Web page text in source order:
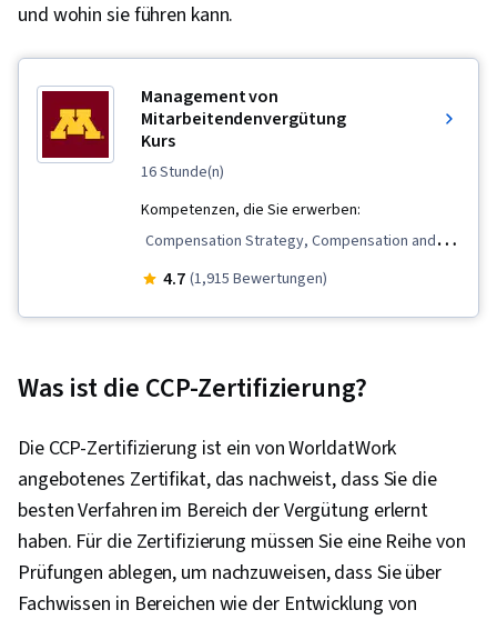
und wohin sie führen kann.
Management von
Mitarbeitendenvergütung
Kurs
16 Stunde(n)
Kompetenzen, die Sie erwerben:
Compensation Strategy, Compensation and
Benefits, Labor Law, Employee Engagement,
Performance Management
4.7 (1,915 Bewertungen)
Was ist die CCP-Zertifizierung?
Die CCP-Zertifizierung ist ein von WorldatWork
angebotenes Zertifikat, das nachweist, dass Sie die
besten Verfahren im Bereich der Vergütung erlernt
haben. Für die Zertifizierung müssen Sie eine Reihe von
Prüfungen ablegen, um nachzuweisen, dass Sie über
Fachwissen in Bereichen wie der Entwicklung von